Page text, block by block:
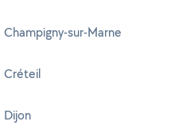
sur-Marne
Créteil
Dijon